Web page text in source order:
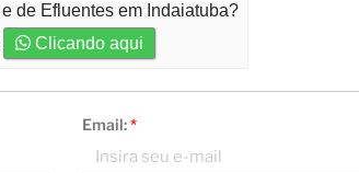
de Efluentes em Indaiatuba?
Clicando aqui
Email:*